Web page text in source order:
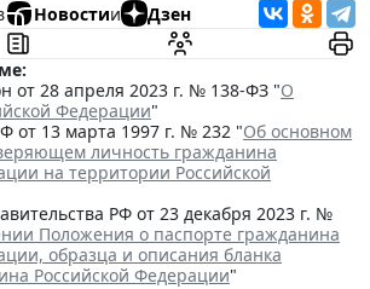
Новостии Дзен
от 28 апреля 2023 г. № 138-ФЗ "О
Федерации"
от 13 марта 1997 г. № 232 "Об основном
личность гражданина
на территории Российской
РФ от 23 декабря 2023 г. №
Положения о паспорте гражданина
образца и описания бланка
Российской Федерации"